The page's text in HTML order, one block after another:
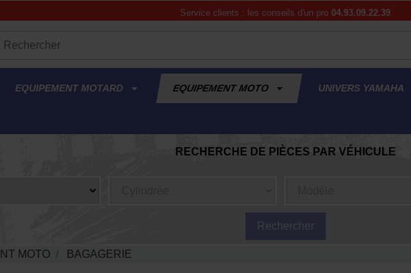
Service clients : les conseils d'un pro 04.93.09.22.39
EQUIPEMENT MOTARD EQUIPEMENT MOTO UNIVERS YAMAHA
RECHERCHE DE PIÈCES PAR VÉHICULE
MOTO BAGAGERIE
APERÇU